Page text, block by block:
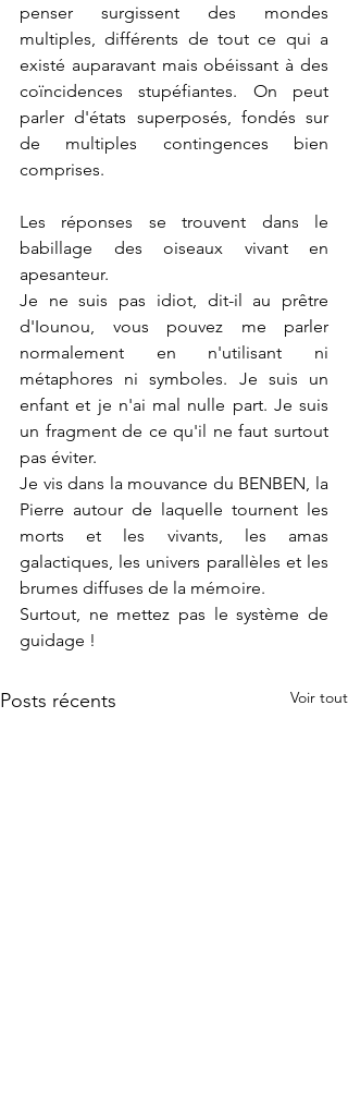
penser surgissent des mondes
multiples, différents de tout ce qui a
existé auparavant mais obéissant à des
coïncidences stupéfiantes. On peut
parler d'états superposés, fondés sur
de multiples contingences bien
comprises.
Les réponses se trouvent dans le
babillage des oiseaux vivant en
apesanteur.
Je ne suis pas idiot, dit-il au prêtre
d'Iounou, vous pouvez me parler
normalement en n'utilisant ni
métaphores ni symboles. Je suis un
enfant et je n'ai mal nulle part. Je suis
un fragment de ce qu'il ne faut surtout
pas éviter.
Je vis dans la mouvance du BENBEN, la
Pierre autour de laquelle tournent les
morts et les vivants, les amas
galactiques, les univers parallèles et les
brumes diffuses de la mémoire.
Surtout, ne mettez pas le système de
guidage !
Posts récents Voir tout